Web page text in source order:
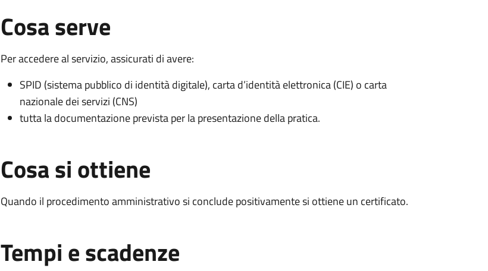
Cosa serve
Per accedere al servizio, assicurati di avere:
SPID (sistema pubblico di identità digitale), carta d’identità elettronica (CIE) o carta
nazionale dei servizi (CNS)
tutta la documentazione prevista per la presentazione della pratica.
Cosa si ottiene
Quando il procedimento amministrativo si conclude positivamente si ottiene un certificato.
Tempi e scadenze